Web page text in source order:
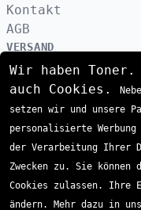
Kontakt
AGB
VERSAND
ZAHLUNGSARTEN
Wir haben
auch Cookies.
setzen wir und unsere
personalisierte
der Verarbeitung Ihrer
Zwecken zu. Sie können
Cookies zulassen. Ihre
ändern. Mehr dazu in